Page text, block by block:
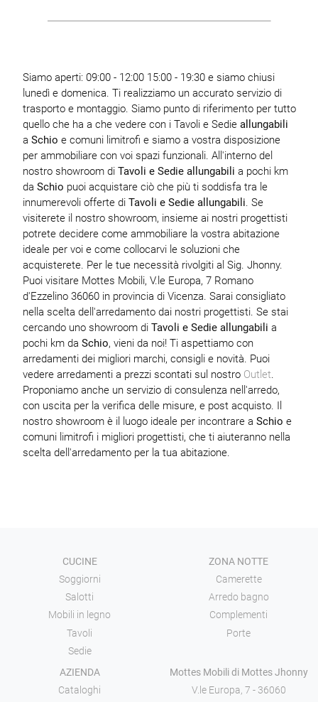
Siamo aperti: 09:00 - 12:00 15:00 - 19:30 e siamo chiusi
lunedì e domenica. Ti realizziamo un accurato servizio di
trasporto e montaggio. Siamo punto di riferimento per tutto
quello che ha a che vedere con i Tavoli e Sedie allungabili
a Schio e comuni limitrofi e siamo a vostra disposizione
per ammobiliare con voi spazi funzionali. All'interno del
nostro showroom di Tavoli e Sedie allungabili a pochi km
da Schio puoi acquistare ciò che più ti soddisfa tra le
innumerevoli offerte di Tavoli e Sedie allungabili. Se
visiterete il nostro showroom, insieme ai nostri progettisti
potrete decidere come ammobiliare la vostra abitazione
ideale per voi e come collocarvi le soluzioni che
acquisterete. Per le tue necessità rivolgiti al Sig. Jhonny.
Puoi visitare Mottes Mobili, V.le Europa, 7 Romano
d'Ezzelino 36060 in provincia di Vicenza. Sarai consigliato
nella scelta dell'arredamento dai nostri progettisti. Se stai
cercando uno showroom di Tavoli e Sedie allungabili a
pochi km da Schio, vieni da noi! Ti aspettiamo con
arredamenti dei migliori marchi, consigli e novità. Puoi
vedere arredamenti a prezzi scontati sul nostro Outlet.
Proponiamo anche un servizio di consulenza nell'arredo,
con uscita per la verifica delle misure, e post acquisto. Il
nostro showroom è il luogo ideale per incontrare a Schio e
comuni limitrofi i migliori progettisti, che ti aiuteranno nella
scelta dell'arredamento per la tua abitazione.
CUCINE
Soggiorni
Salotti
Mobili in legno
Tavoli
Sedie
ZONA NOTTE
Camerette
Arredo bagno
Complementi
Porte
AZIENDA
Cataloghi
Mottes Mobili di Mottes Jhonny
V.le Europa, 7 - 36060